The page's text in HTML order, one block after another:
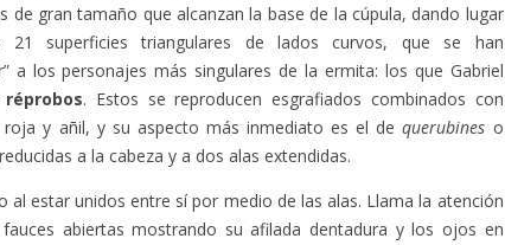
de gran tamaño que alcanzan la base de la cúpula, dando lugar
21 superficies triangulares de lados curvos, que se han
a los personajes más singulares de la ermita: los que Gabriel
réprobos. Estos se reproducen esgrafiados combinados con
roja y añil, y su aspecto más inmediato es el dequerubines o
a la cabeza y a dos alas extendidas.
al estar unidos entre sí por medio de las alas. Llama la atención
abiertas mostrando su afilada dentadura y los ojos en